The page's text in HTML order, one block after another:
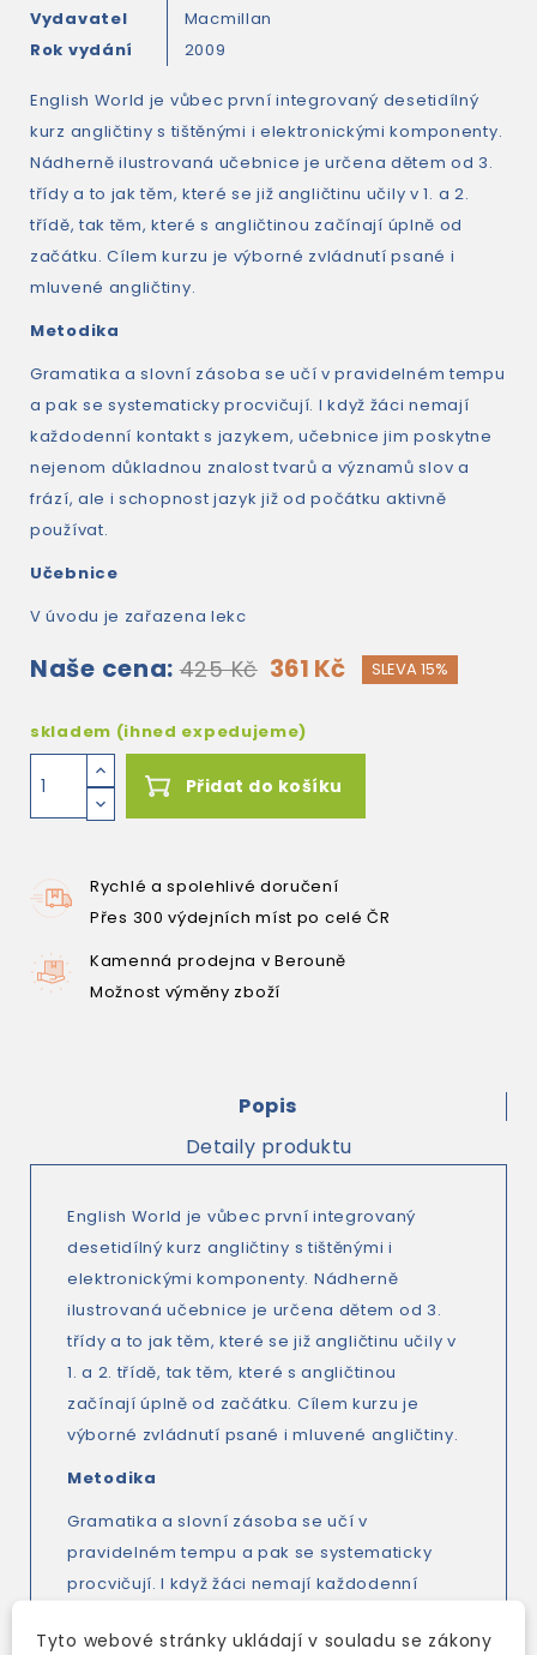
Vydavatel
Macmillan
Rok vydání
2009
English World je vůbec první integrovaný desetidílný
kurz angličtiny s tištěnými i elektronickými komponenty.
Nádherně ilustrovaná učebnice je určena dětem od 3.
třídy a to jak těm, které se již angličtinu učily v 1. a 2.
třídě, tak těm, které s angličtinou začínají úplně od
začátku. Cílem kurzu je výborné zvládnutí psané i
mluvené angličtiny.
Metodika
Gramatika a slovní zásoba se učí v pravidelném tempu
a pak se systematicky procvičují. I když žáci nemají
každodenní kontakt s jazykem, učebnice jim poskytne
nejenom důkladnou znalost tvarů a významů slov a
frází, ale i schopnost jazyk již od počátku aktivně
používat.
Učebnice
V úvodu je zařazena lekc
Naše cena: 425 Kč 361 Kč SLEVA 15%
skladem (ihned expedujeme)
Přidat do košíku
Rychlé a spolehlivé doručení
Přes 300 výdejních míst po celé ČR
Kamenná prodejna v Berouně
Možnost výměny zboží
Popis
Detaily produktu
English World je vůbec první integrovaný
desetidílný kurz angličtiny s tištěnými i
elektronickými komponenty. Nádherně
ilustrovaná učebnice je určena dětem od 3.
třídy a to jak těm, které se již angličtinu učily v
1. a 2. třídě, tak těm, které s angličtinou
začínají úplně od začátku. Cílem kurzu je
výborné zvládnutí psané i mluvené angličtiny.
Metodika
Gramatika a slovní zásoba se učí v
pravidelném tempu a pak se systematicky
procvičují. I když žáci nemají každodenní
nejenom důkladnou znalost tvarů a významů
Tyto webové stránky ukládají v souladu se zákony